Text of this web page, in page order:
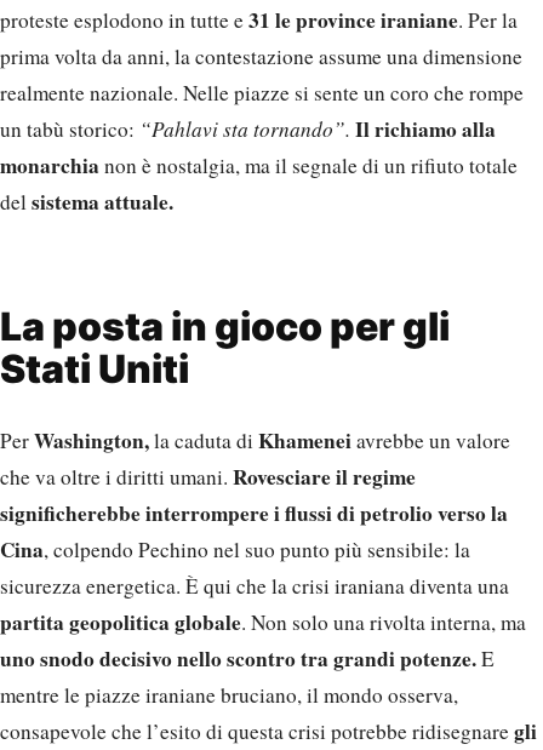
proteste esplodono in tutte e31 le province iraniane. Per la
prima volta da anni, la contestazione assume una dimensione
realmente nazionale. Nelle piazze si sente un coro che rompe
un tabù storico: “Pahlavi sta tornando”. Il richiamo alla
monarchia non è nostalgia, ma il segnale di un rifiuto totale
delsistema attuale.
La posta in gioco per gli
Stati Uniti
PerWashington,la caduta di Khameneiavrebbe un valore
che va oltre i diritti umani. Rovesciare il regime
significherebbe interrompere i flussi di petrolio verso la
Cina, colpendo Pechino nel suo punto più sensibile: la
sicurezza energetica. È qui che la crisi iraniana diventa una
partita geopolitica globale. Non solo una rivolta interna, ma
uno snodo decisivo nello scontro tra grandi potenze.E
mentre le piazze iraniane bruciano, il mondo osserva,
consapevole che l’esito di questa crisi potrebbe ridisegnaregli